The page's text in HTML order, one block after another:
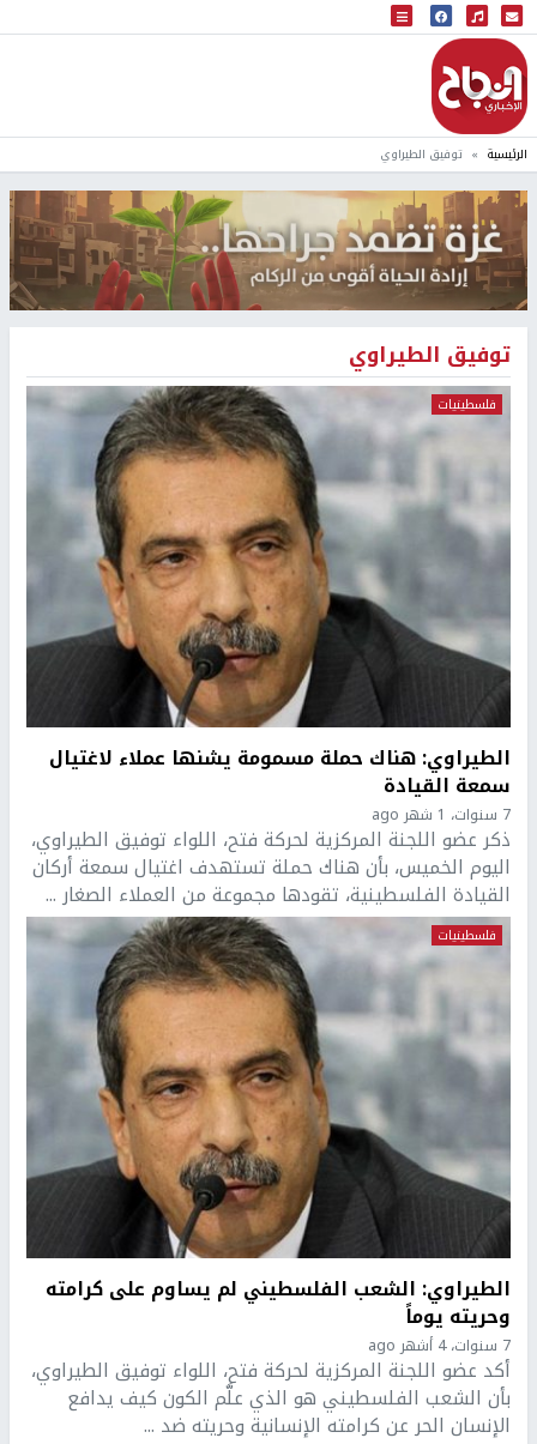
البث المباشر
إذاعة النجاح
الرئيسية توفيق الطيراوي
توفيق الطيراوي
فلسطينيات
الطيراوي: هناك حملة مسمومة يشنها عملاء لاغتيال
سمعة القيادة
7 سنوات، 1 شهر ago
ذكر عضو اللجنة المركزية لحركة فتح، اللواء توفيق الطيراوي،
اليوم الخميس، بأن هناك حملة تستهدف اغتيال سمعة أركان
القيادة الفلسطينية، تقودها مجموعة من العملاء الصغار ...
فلسطينيات
الطيراوي: الشعب الفلسطيني لم يساوم على كرامته
وحريته يوماً
7 سنوات، 4 أشهر ago
أكد عضو اللجنة المركزية لحركة فتح، اللواء توفيق الطيراوي،
بأن الشعب الفلسطيني هو الذي علَّم الكون كيف يدافع
الإنسان الحر عن كرامته الإنسانية وحريته ضد ...